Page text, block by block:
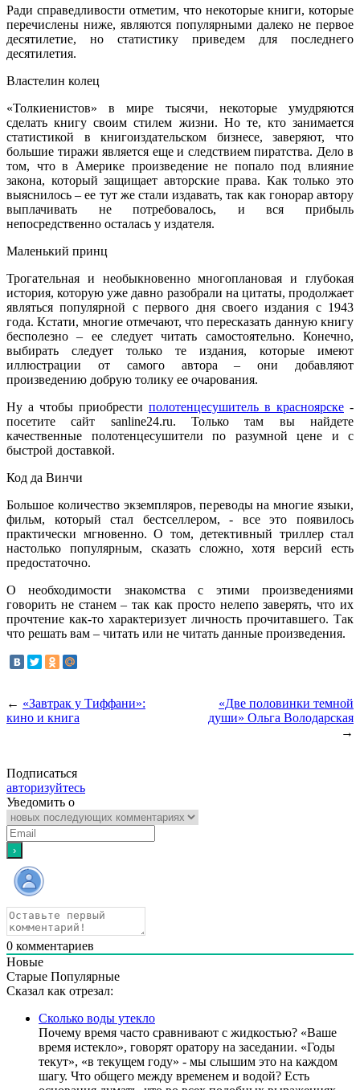
Ради справедливости отметим, что некоторые книги, которые
перечислены ниже, являются популярными далеко не первое
десятилетие, но статистику приведем для последнего
десятилетия.
Властелин колец
«Толкиенистов» в мире тысячи, некоторые умудряются
сделать книгу своим стилем жизни. Но те, кто занимается
статистикой в книгоиздательском бизнесе, заверяют, что
большие тиражи является еще и следствием пиратства. Дело в
том, что в Америке произведение не попало под влияние
закона, который защищает авторские права. Как только это
выяснилось – ее тут же стали издавать, так как гонорар автору
выплачивать не потребовалось, и вся прибыль
непосредственно осталась у издателя.
Маленький принц
Трогательная и необыкновенно многоплановая и глубокая
история, которую уже давно разобрали на цитаты, продолжает
являться популярной с первого дня своего издания с 1943
года. Кстати, многие отмечают, что пересказать данную книгу
бесполезно – ее следует читать самостоятельно. Конечно,
выбирать следует только те издания, которые имеют
иллюстрации от самого автора – они добавляют
произведению добрую толику ее очарования.
Ну а чтобы приобрести полотенцесушитель в красноярске -
посетите сайт sanline24.ru. Только там вы найдете
качественные полотенцесушители по разумной цене и с
быстрой доставкой.
Код да Винчи
Большое количество экземпляров, переводы на многие языки,
фильм, который стал бестселлером, - все это появилось
практически мгновенно. О том, детективный триллер стал
настолько популярным, сказать сложно, хотя версий есть
предостаточно.
О необходимости знакомства с этими произведениями
говорить не станем – так как просто нелепо заверять, что их
прочтение как-то характеризует личность прочитавшего. Так
что решать вам – читать или не читать данные произведения.
← «Завтрак у Тиффани»:
кино и книга
«Две половинки темной
души» Ольга Володарская
→
Подписаться
авторизуйтесь
Уведомить о
0 комментариев
Новые
Старые Популярные
Сказал как отрезал:
Сколько воды утекло
Почему время часто сравнивают с жидкостью? «Ваше
время истекло», говорят оратору на заседании. «Годы
текут», «в текущем году» - мы слышим это на каждом
шагу. Что общего между временем и водой? Есть